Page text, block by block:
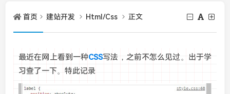
首页 建站开发 Html/Css 正文
最近在网上看到一种CSS写法，之前不怎么见过。出于学
习查了一下。特此记录